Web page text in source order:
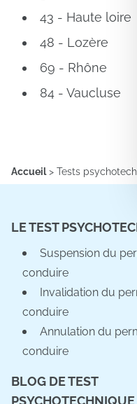
43 - Haute loire
48 - Lozère
69 - Rhône
84 - Vaucluse
Accueil> Tests
LE TEST
Suspension du
conduire
Invalidation du
conduire
Annulation du
conduire
BLOG DE TEST
PSYCHOTECHNIQUE